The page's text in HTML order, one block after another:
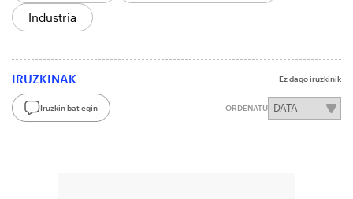
Industria
IRUZKINAK Ez dago iruzkinik
Iruzkin bat egin ORDENATU